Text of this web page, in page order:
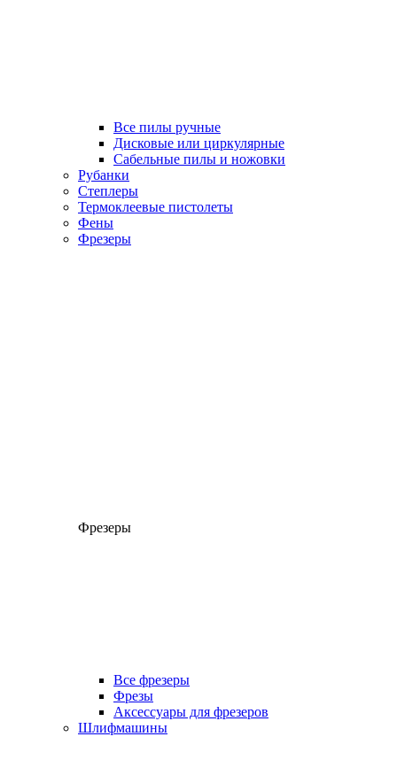
Все пилы ручные
Дисковые или циркулярные
Сабельные пилы и ножовки
Рубанки
Степлеры
Термоклеевые пистолеты
Фены
Фрезеры
Фрезеры
Все фрезеры
Фрезы
Аксессуары для фрезеров
Шлифмашины